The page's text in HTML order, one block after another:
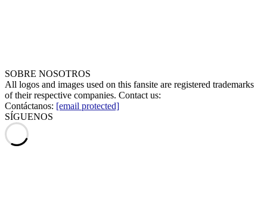
SOBRE NOSOTROS
All logos and images used on this fansite are registered trademarks
of their respective companies. Contact us:
Contáctanos: [email protected]
SÍGUENOS